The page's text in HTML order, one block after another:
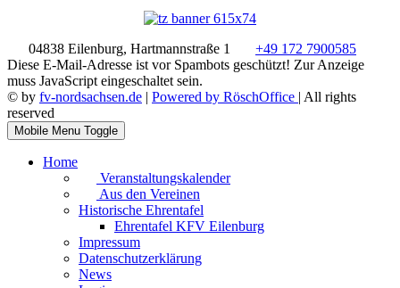
04838 Eilenburg, Hartmannstraße 1
+49 172 7900585
Diese E-Mail-Adresse ist vor Spambots geschützt! Zur Anzeige
muss JavaScript eingeschaltet sein.
© by fv-nordsachsen.de Powered by RöschOffice | All rights
reserved
Mobile Menu Toggle
Home
Veranstaltungskalender
Aus den Vereinen
Historische Ehrentafel
Ehrentafel KFV Eilenburg
Impressum
Datenschutzerklärung
News